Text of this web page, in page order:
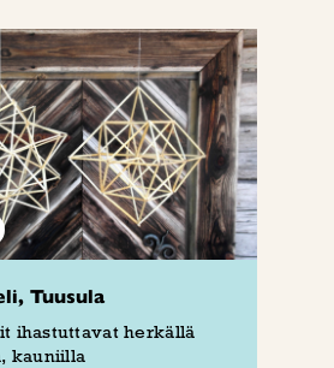
Tuusula
ihastuttavat herkällä
kauniilla